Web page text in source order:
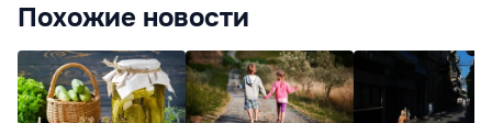
Похожие новости